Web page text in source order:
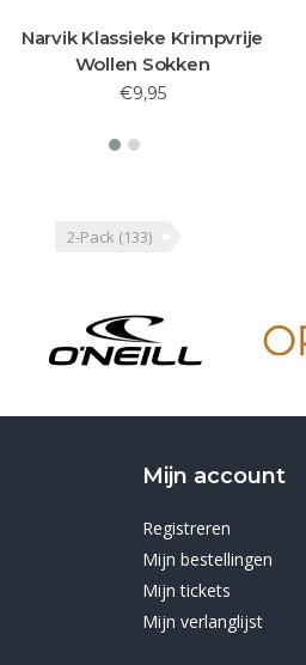
Boston Coolmax Werk- en
Wandelsokken
€10,95
2-Pack (133)
Mijn account
Registreren
Mijn bestellingen
Mijn tickets
Mijn verlanglijst